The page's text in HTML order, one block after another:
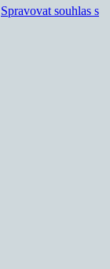
Spravovat souhlas s